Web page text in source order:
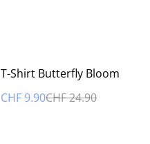
%
T-Shirt Butterfly Bloom
CHF 9.90CHF 24.90